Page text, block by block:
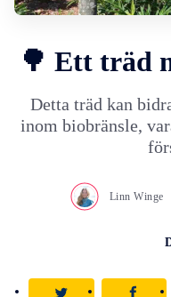
🌳 Ett träd
Detta träd kan
inom biobränsle,
Linn Winge